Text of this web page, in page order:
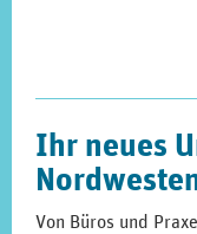
Ihr neues
Von Büros und